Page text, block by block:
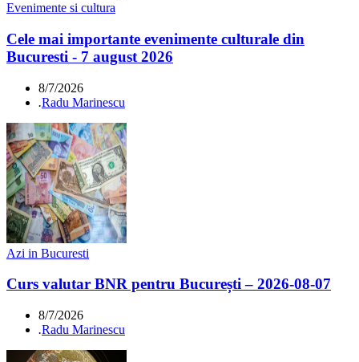
Evenimente si cultura
Cele mai importante evenimente culturale din
Bucuresti - 7 august 2026
8/7/2026
.Radu Marinescu
Azi in Bucuresti
Curs valutar BNR pentru București – 2026-08-07
8/7/2026
.Radu Marinescu